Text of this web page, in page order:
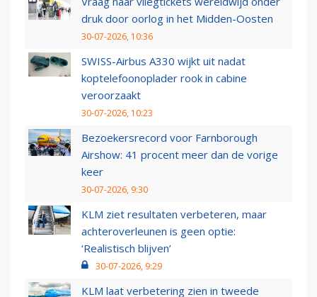
druk door oorlog in het Midden-Oosten
30-07-2026, 10:36
SWISS-Airbus A330 wijkt uit nadat
koptelefoonoplader rook in cabine
veroorzaakt
30-07-2026, 10:23
Bezoekersrecord voor Farnborough
Airshow: 41 procent meer dan de vorige
keer
30-07-2026, 9:30
KLM ziet resultaten verbeteren, maar
achteroverleunen is geen optie:
‘Realistisch blijven’
30-07-2026, 9:29
KLM laat verbetering zien in tweede